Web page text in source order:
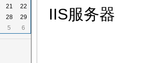
21
22
28
29
5 6
IIS服务器